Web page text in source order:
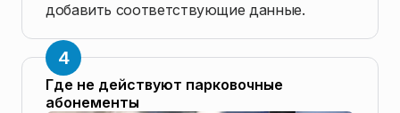
добавить соответствующие данные.
Где не действуют парковочные
абонементы